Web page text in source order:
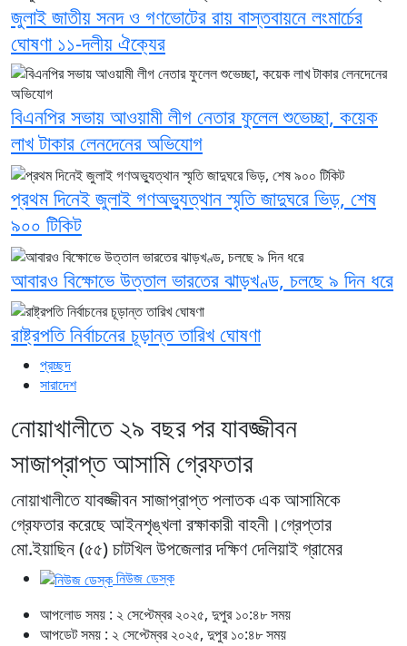
প্রচ্ছদ
সারাদেশ
নোয়াখালীতে ২৯ বছর পর যাবজ্জীবন
সাজাপ্রাপ্ত আসামি গ্রেফতার
নোয়াখালীতে যাবজ্জীবন সাজাপ্রাপ্ত পলাতক এক আসামিকে
গ্রেফতার করেছে আইনশৃঙ্খলা রক্ষাকারী বাহনী।গ্রেপ্তার
মো.ইয়াছিন (৫৫) চাটখিল উপজেলার দক্ষিণ দেলিয়াই গ্রামের
নিউজ ডেস্ক
আপলোড সময় : ২ সেপ্টেম্বর ২০২৫, দুপুর ১০:৪৮ সময়
আপডেট সময় : ২ সেপ্টেম্বর ২০২৫, দুপুর ১০:৪৮ সময়
জুলাই জাতীয় সনদ ও গণভোটের রায় বাস্তবায়নে লংমার্চের
ঘোষণা ১১-দলীয় ঐক্যের
বিএনপির সভায় আওয়ামী লীগ নেতার ফুলেল শুভেচ্ছা, কয়েক
লাখ টাকার লেনদেনের অভিযোগ
প্রথম দিনেই জুলাই গণঅভ্যুত্থান স্মৃতি জাদুঘরে ভিড়, শেষ
৯০০ টিকিট
আবারও বিক্ষোভে উত্তাল ভারতের ঝাড়খণ্ড, চলছে ৯ দিন ধরে
রাষ্ট্রপতি নির্বাচনের চূড়ান্ত তারিখ ঘোষণা